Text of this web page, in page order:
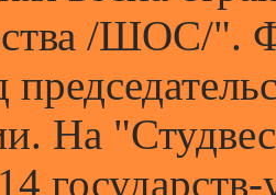
/ШОС/".
На